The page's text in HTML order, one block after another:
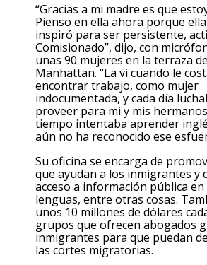
“Gracias a mi madre es que
Pienso en ella ahora porque
inspiró para ser persistente,
Comisionado”, dijo, con
unas 90 mujeres en la terraza
Manhattan. “La vi cuando le
encontrar trabajo, como mujer
indocumentada, y cada día
proveer para mi y mis
tiempo intentaba aprender
aún no ha reconocido ese
Su oficina se encarga de
que ayudan a los inmigrantes y
acceso a información pública
lenguas, entre otras cosas.
unos 10 millones de dólares
grupos que ofrecen abogados
inmigrantes para que puedan
las cortes migratorias.